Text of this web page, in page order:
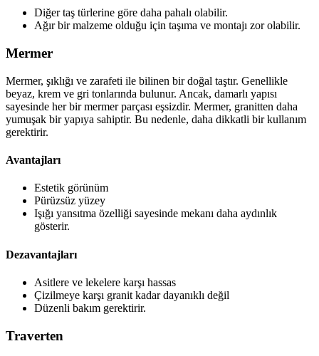
Diğer taş türlerine göre daha pahalı olabilir.
Ağır bir malzeme olduğu için taşıma ve montajı zor olabilir.
Mermer
Mermer, şıklığı ve zarafeti ile bilinen bir doğal taştır. Genellikle
beyaz, krem ve gri tonlarında bulunur. Ancak, damarlı yapısı
sayesinde her bir mermer parçası eşsizdir. Mermer, granitten daha
yumuşak bir yapıya sahiptir. Bu nedenle, daha dikkatli bir kullanım
gerektirir.
Avantajları
Estetik görünüm
Pürüzsüz yüzey
Işığı yansıtma özelliği sayesinde mekanı daha aydınlık
gösterir.
Dezavantajları
Asitlere ve lekelere karşı hassas
Çizilmeye karşı granit kadar dayanıklı değil
Düzenli bakım gerektirir.
Traverten